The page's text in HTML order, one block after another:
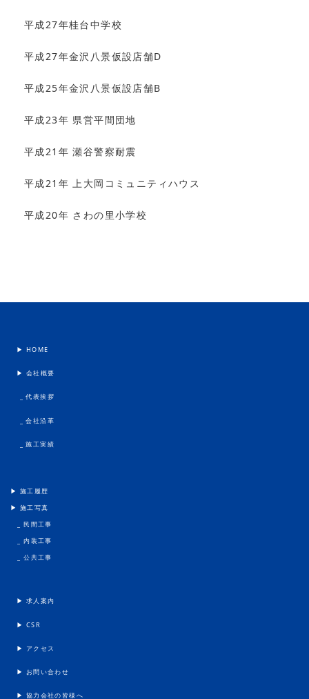
平成27年桂台中学校
平成27年金沢八景仮設店舗D
平成25年金沢八景仮設店舗B
平成23年 県営平間団地
平成21年 瀬谷警察耐震
平成21年 上大岡コミュニティハウス
平成20年 さわの里小学校
▶︎ HOME
▶︎ 会社概要
_ 代表挨拶
_ 会社沿革
_ 施工実績
▶︎ 施工履歴
▶︎ 施工写真
_ 民間工事
_ 内装工事
_ 公共工事
▶︎ 求人案内
▶︎ CSR
▶︎ アクセス
▶︎ お問い合わせ
▶︎ 協力会社の皆様へ